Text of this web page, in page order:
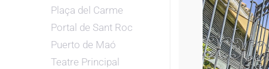
Plaça del Carme
Portal de Sant Roc
Puerto de Maó
Teatre Principal